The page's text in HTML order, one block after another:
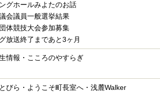
グホールみよたのお話
会議員一般選挙結果
体競技大会参加募集
放送終了まであと3ヶ月
情報・こころのやすらぎ
びら・ようこそ町長室へ・浅麓Walker